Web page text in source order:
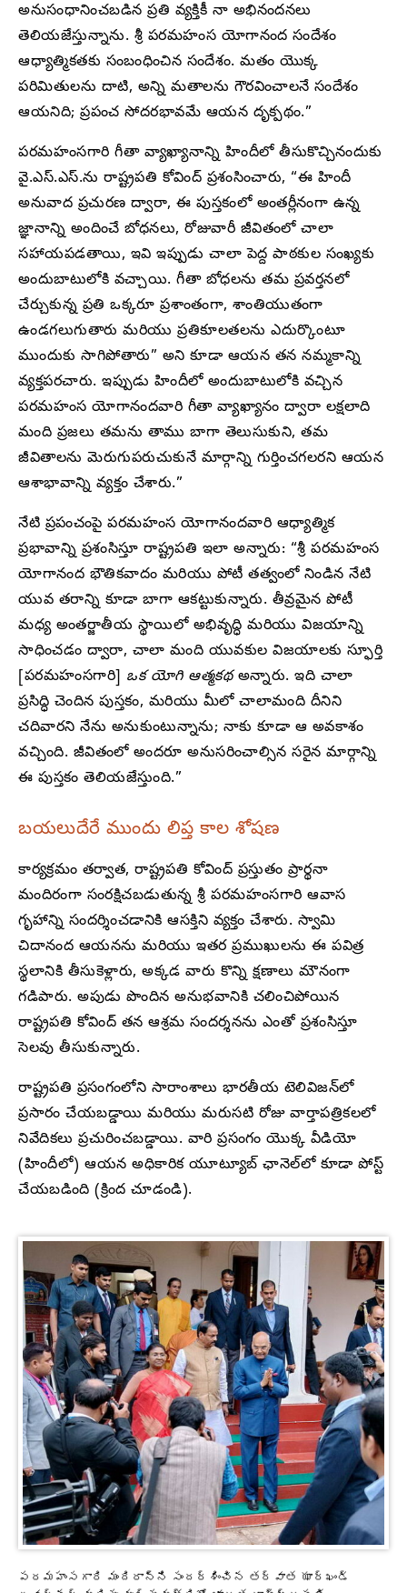
అనుసంధానించబడిన ప్రతి వ్యక్తికీ నా అభినందనలు
తెలియజేస్తున్నాను. శ్రీ పరమహంస యోగానంద సందేశం
ఆధ్యాత్మికతకు సంబంధించిన సందేశం. మతం యొక్క
పరిమితులను దాటి, అన్ని మతాలను గౌరవించాలనే సందేశం
ఆయనిది; ప్రపంచ సోదరభావమే ఆయన దృక్పథం.”
పరమహంసగారి గీతా వ్యాఖ్యానాన్ని హిందీలో తీసుకొచ్చినందుకు
వై.ఎస్‌.ఎస్‌.ను రాష్ట్రపతి కోవింద్ ప్రశంసించారు, “ఈ హిందీ
అనువాద ప్రచురణ ద్వారా, ఈ పుస్తకంలో అంతర్లీనంగా ఉన్న
జ్ఞానాన్ని అందించే బోధనలు, రోజువారీ జీవితంలో చాలా
సహాయపడతాయి, ఇవి ఇప్పుడు చాలా పెద్ద పాఠకుల సంఖ్యకు
అందుబాటులోకి వచ్చాయి. గీతా బోధలను తమ ప్రవర్తనలో
చేర్చుకున్న ప్రతి ఒక్కరూ ప్రశాంతంగా, శాంతియుతంగా
ఉండగలుగుతారు మరియు ప్రతికూలతలను ఎదుర్కొంటూ
ముందుకు సాగిపోతారు” అని కూడా ఆయన తన నమ్మకాన్ని
వ్యక్తపరచారు. ఇప్పుడు హిందీలో అందుబాటులోకి వచ్చిన
పరమహంస యోగానందవారి గీతా వ్యాఖ్యానం ద్వారా లక్షలాది
మంది ప్రజలు తమను తాము బాగా తెలుసుకుని, తమ
జీవితాలను మెరుగుపరుచుకునే మార్గాన్ని గుర్తించగలరని ఆయన
ఆశాభావాన్ని వ్యక్తం చేశారు.”
నేటి ప్రపంచంపై పరమహంస యోగానందవారి ఆధ్యాత్మిక
ప్రభావాన్ని ప్రశంసిస్తూ రాష్ట్రపతి ఇలా అన్నారు: “శ్రీ పరమహంస
యోగానంద భౌతికవాదం మరియు పోటీ తత్వంలో నిండిన నేటి
యువ తరాన్ని కూడా బాగా ఆకట్టుకున్నారు. తీవ్రమైన పోటీ
మధ్య అంతర్జాతీయ స్థాయిలో అభివృద్ధి మరియు విజయాన్ని
సాధించడం ద్వారా, చాలా మంది యువకుల విజయాలకు స్ఫూర్తి
[పరమహంసగారి] ఒక యోగి ఆత్మకథఅన్నారు. ఇది చాలా
ప్రసిద్ధి చెందిన పుస్తకం, మరియు మీలో చాలామంది దీనిని
చదివారని నేను అనుకుంటున్నాను; నాకు కూడా ఆ అవకాశం
వచ్చింది. జీవితంలో అందరూ అనుసరించాల్సిన సరైన మార్గాన్ని
ఈ పుస్తకం తెలియజేస్తుంది.”
బయలుదేరే ముందు లిప్త కాల శోషణ
కార్యక్రమం తర్వాత, రాష్ట్రపతి కోవింద్ ప్రస్తుతం ప్రార్థనా
మందిరంగా సంరక్షిచబడుతున్న శ్రీ పరమహంసగారి ఆవాస
గృహాన్ని సందర్శించడానికి ఆసక్తిని వ్యక్తం చేశారు. స్వామి
చిదానంద ఆయనను మరియు ఇతర ప్రముఖులను ఈ పవిత్ర
స్థలానికి తీసుకెళ్లారు, అక్కడ వారు కొన్ని క్షణాలు మౌనంగా
గడిపారు. అపుడు పొందిన అనుభవానికి చలించిపోయిన
రాష్ట్రపతి కోవింద్ తన ఆశ్రమ సందర్శనను ఎంతో ప్రశంసిస్తూ
సెలవు తీసుకున్నారు.
రాష్ట్రపతి ప్రసంగంలోని సారాంశాలు భారతీయ టెలివిజన్‌లో
ప్రసారం చేయబడ్డాయి మరియు మరుసటి రోజు వార్తాపత్రికలలో
నివేదికలు ప్రచురించబడ్డాయి. వారి ప్రసంగం యొక్క వీడియో
(హిందీలో) ఆయన అధికారిక యూట్యూబ్ ఛానెల్‌లో కూడా పోస్ట్
చేయబడింది (క్రింద చూడండి).
పరమహంసగారి మందిరాన్ని సందర్శించిన తర్వాత ఝార్ఖండ్